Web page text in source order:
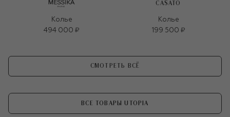
Колье
494 000 ₽
CASATO
Колье
199 500 ₽
СМОТРЕТЬ ВСЁ
ВСЕ ТОВАРЫ UTOPIA